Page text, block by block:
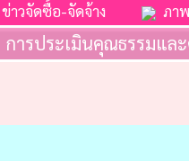
ข่าวจัดซื้อ-จัดจ้าง ภา
การประเมินคุณธรรมและ